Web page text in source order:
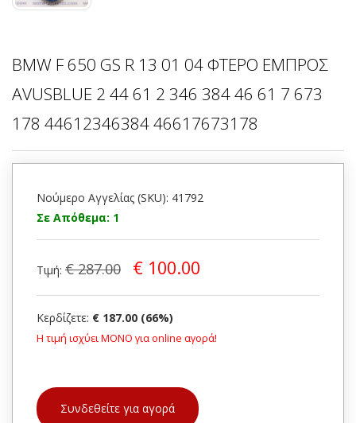
BMW F 650 GS R 13 01 04 ΦΤΕΡΟ ΕΜΠΡΟΣ
AVUSBLUE 2 44 61 2 346 384 46 61 7 673
178 44612346384 46617673178
Νούμερο Αγγελίας (SKU): 41792
Σε Απόθεμα: 1
Τιμή: € 287.00 € 100.00
Κερδίζετε: € 187.00 (66%)
Η τιμή ισχύει ΜΟΝΟ για online αγορά!
Συνδεθείτε για αγορά